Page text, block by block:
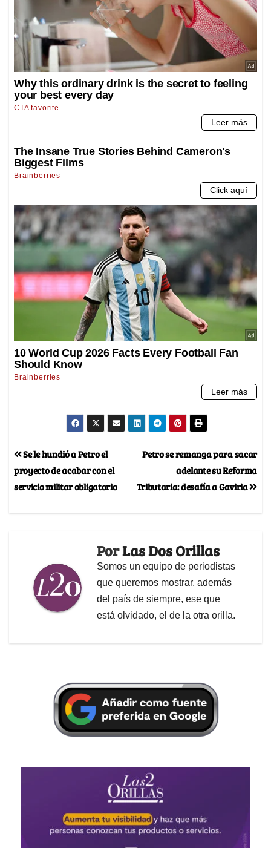
Petro se remanga para sacar
adelante su Reforma
Tributaria: desafía a Gaviria
Se le hundió a Petro el
proyecto de acabar con el
servicio militar obligatorio
PorLas Dos Orillas
Somos un equipo de periodistas
que queremos mostrar, además
del país de siempre, ese que
está olvidado, el de la otra orilla.